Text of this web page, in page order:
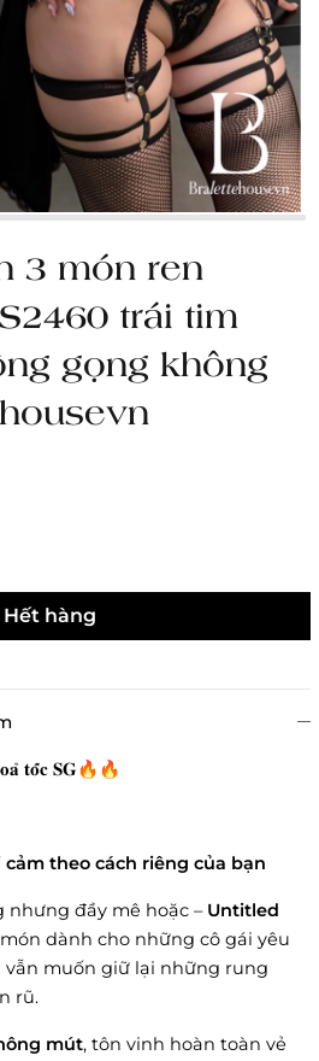
3 món ren
trái tim
gọng không
Hết hàng
𝐭𝐨̂́𝐜 𝐒𝐆🔥🔥
cảm theo cách riêng của bạn
nhưng đầy mê hoặc – Untitled
dành cho những cô gái yêu
muốn giữ lại những rung
rũ.
mút, tôn vinh hoàn toàn vẻ